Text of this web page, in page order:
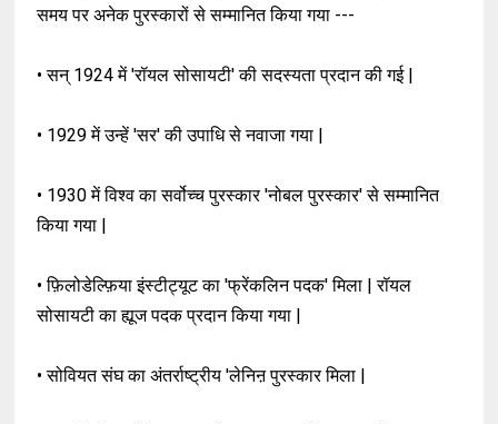
समय पर अनेक पुरस्कारों से सम्मानित किया गया ---
• सन् 1924 में 'रॉयल सोसायटी' की सदस्यता प्रदान की गई |
• 1929 में उन्हें 'सर' की उपाधि से नवाजा गया |
• 1930 में विश्व का सर्वोच्च पुरस्कार 'नोबल पुरस्कार' से सम्मानित
किया गया |
• फ़िलोडेल्फ़िया इंस्टीट्यूट का 'फ्रेंकलिन पदक' मिला | रॉयल
सोसायटी का ह्यूज पदक प्रदान किया गया |
• सोवियत संघ का अंतर्राष्ट्रीय 'लेनिऩ पुरस्कार मिला |